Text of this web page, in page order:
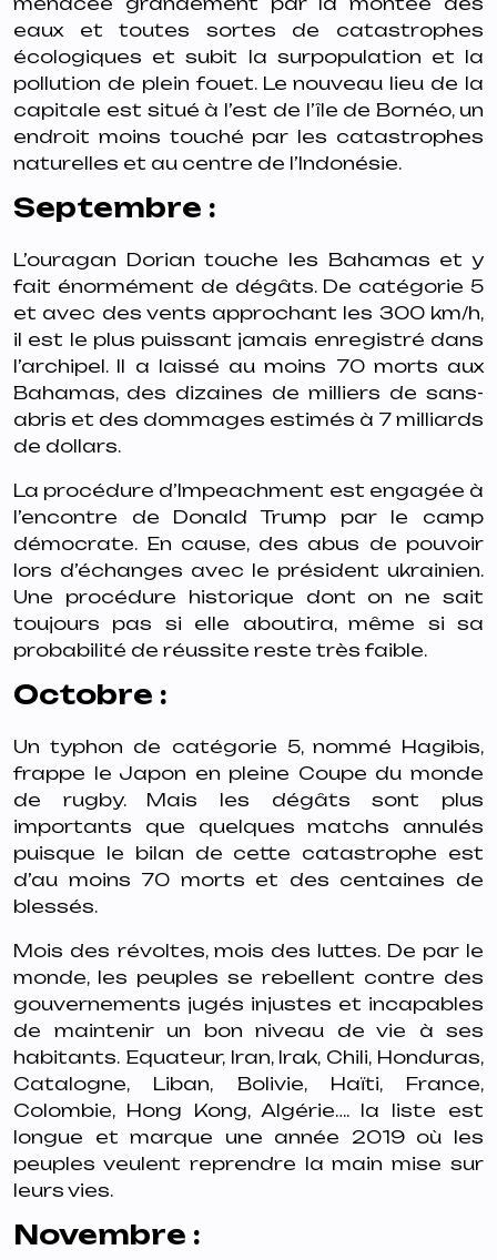
eaux et toutes sortes de catastrophes
écologiques et subit la surpopulation et la
pollution de plein fouet. Le nouveau lieu de la
capitale est situé à l’est de l’île de Bornéo, un
endroit moins touché par les catastrophes
naturelles et au centre de l’Indonésie.
Septembre :
L’ouragan Dorian touche les Bahamas et y
fait énormément de dégâts. De catégorie 5
et avec des vents approchant les 300 km/h,
il est le plus puissant jamais enregistré dans
l’archipel. Il a laissé au moins 70 morts aux
Bahamas, des dizaines de milliers de sans-
abris et des dommages estimés à 7 milliards
de dollars.
La procédure d’Impeachment est engagée à
l’encontre de Donald Trump par le camp
démocrate. En cause, des abus de pouvoir
lors d’échanges avec le président ukrainien.
Une procédure historique dont on ne sait
toujours pas si elle aboutira, même si sa
probabilité de réussite reste très faible.
Octobre :
Un typhon de catégorie 5, nommé Hagibis,
frappe le Japon en pleine Coupe du monde
de rugby. Mais les dégâts sont plus
importants que quelques matchs annulés
puisque le bilan de cette catastrophe est
d’au moins 70 morts et des centaines de
blessés.
Mois des révoltes, mois des luttes. De par le
monde, les peuples se rebellent contre des
gouvernements jugés injustes et incapables
de maintenir un bon niveau de vie à ses
habitants. Equateur, Iran, Irak, Chili, Honduras,
Catalogne, Liban, Bolivie, Haïti, France,
Colombie, Hong Kong, Algérie…. la liste est
longue et marque une année 2019 où les
peuples veulent reprendre la main mise sur
leurs vies.
Novembre :